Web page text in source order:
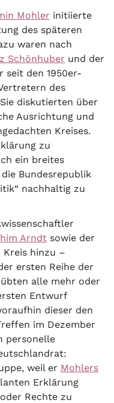
Mohler initiierte
des späteren
waren nach
Schönhuber und der
seit den 1950er-
des
diskutierten über
Ausrichtung und
Kreises.
zu
ein breites
Bundesrepublik
nachhaltig zu
Arndt sowie der
Kreis hinzu –
ersten Reihe der
alle mehr oder
Entwurf
dieser den
im Dezember
personelle
weil er Mohlers
Erklärung
Rechte zu